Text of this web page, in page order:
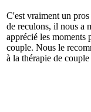
C'est vraiment un
de reculons, il nous a
apprécié les moments
couple. Nous le
à la thérapie de couple